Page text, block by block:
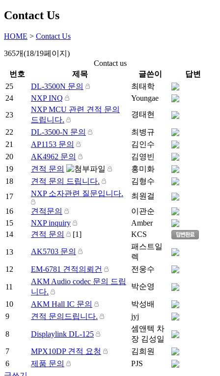
Contact Us
HOME > Contact Us
365개(18/19페이지)
Contact us
번호
제목 글쓴이
답변
25
DL-3500N 문의
최태학
24
NXP INQ
Youngae
23
NXP MCU 관련 견적 문의
드립니다.
경태현
22 DL-3500-N 문의
최병규
21
AP1153 문의
김인수
20
AK4962 문의
김영빈
19
견적 문의
홍미화
18
견적 문의 드립니다.
김형수
17
NXP 소자관련 질문입니다.
최원걸
16
견적문의
이관순
15
NXP inquiry
Amber
14
견적 문의 [1] KCS
13 AK5703 문의
패스트일
렉
12
EM-6781 견적의뢰건 전웅수
11
AKM Audio codec 문의 드립
니다.
박순영
10 AKM Hall IC 문의
박성배
9
견적 문의드립니다. jyj
8 Displaylink DL-125
셈앤텍 차
장 김성일
7
MPX10DP 견적 요청
김희원
6
제품 문의
PJS